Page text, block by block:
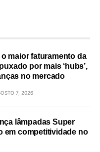
maior faturamento da
por mais ‘hubs’,
no mercado
7, 2026
lâmpadas Super
em competitividade no